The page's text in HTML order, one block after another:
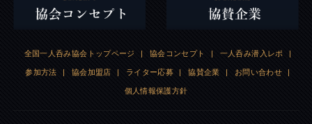
全国一人呑み協会トップページ | 協会コンセプト | 一人呑み潜入レポ |
参加方法 | 協会加盟店 | ライター応募 | 協賛企業 | お問い合わせ |
個人情報保護方針